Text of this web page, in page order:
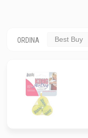
ORDINA Best Buy